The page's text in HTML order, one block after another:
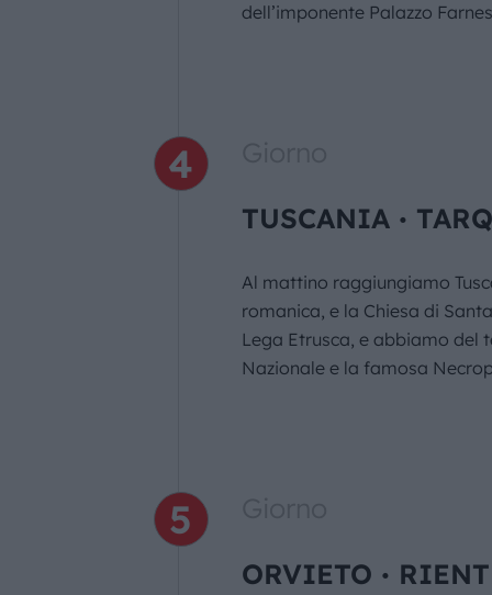
dell’imponente Palazzo
TUSCANIA ∙
Al mattino raggiungiamo
romanica, e la Chiesa di
Lega Etrusca, e abbiamo del
Nazionale e la famosa
ORVIETO ∙